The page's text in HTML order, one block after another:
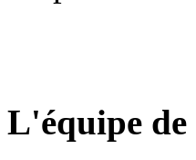
L'équipe